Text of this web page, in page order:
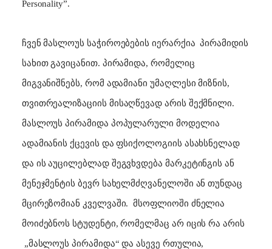
Personality”.
ჩვენ მასლოუს საჭიროებების იერარქია პირამიდის
სახით გავიცანით. პირამიდა, რომელიც
მიგვანიშნებს, რომ ადამიანი უმაღლესი მიზნის,
თვითრეალიზაციის მისაღწევად არის შექმნილი.
მასლოუს პირამიდა პოპულარული მოდელია
ადამიანის ქცევის და ფსიქოლოგიის ასახსნელად
და ის აუცილებლად შეგვხვდება მარკეტინგის ან
მენეჯმენტის ბევრ სახელმძღვანელოში ან თუნდაც
მცირეზომიან კველვაში. მსოფლიოში ძნელია
მოიძებნოს სტუდენტი, რომელმაც არ იცის რა არის
„მასლოუს პირამიდა“ და ასევე რთულია,